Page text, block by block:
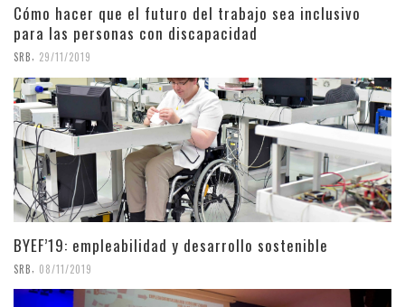
Cómo hacer que el futuro del trabajo sea inclusivo
para las personas con discapacidad
SRB 29/11/2019
BYEF’19: empleabilidad y desarrollo sostenible
SRB 08/11/2019